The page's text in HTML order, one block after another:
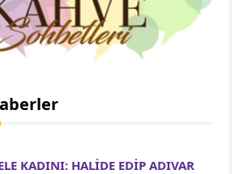
KADINI: HALİDE EDİP ADIVAR